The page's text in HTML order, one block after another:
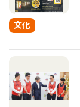
文化